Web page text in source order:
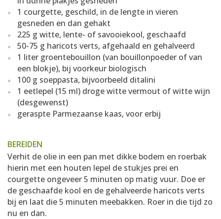
1 courgette, geschild, in de lengte in vieren
gesneden en dan gehakt
225 g witte, lente- of savooiekool, geschaafd
50-75 g haricots verts, afgehaald en gehalveerd
1 liter groentebouillon (van bouillonpoeder of van
een blokje), bij voorkeur biologisch
100 g soeppasta, bijvoorbeeld ditalini
1 eetlepel (15 ml) droge witte vermout of witte wijn
(desgewenst)
geraspte Parmezaanse kaas, voor erbij
BEREIDEN
Verhit de olie in een pan met dikke bodem en roerbak
hierin met een houten lepel de stukjes prei en
courgette ongeveer 5 minuten op matig vuur. Doe er
de geschaafde kool en de gehalveerde haricots verts
bij en laat die 5 minuten meebakken. Roer in die tijd zo
nu en dan.